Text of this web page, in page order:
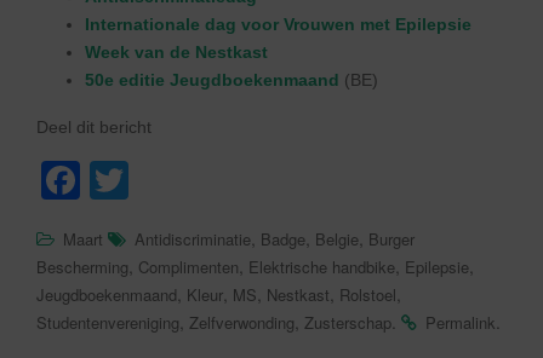
Internationale dag voor Vrouwen met Epilepsie
Week van de Nestkast
50e editie Jeugdboekenmaand (BE)
Deel dit bericht
F
c
e
b
tt
er
Maart Antidiscriminatie, Badge, Belgie, Burger
Bescherming, Complimenten, Elektrische handbike, Epilepsie,
Jeugdboekenmaand, Kleur, MS, Nestkast, Rolstoel,
Studentenvereniging, Zelfverwonding, Zusterschap. Permalink.